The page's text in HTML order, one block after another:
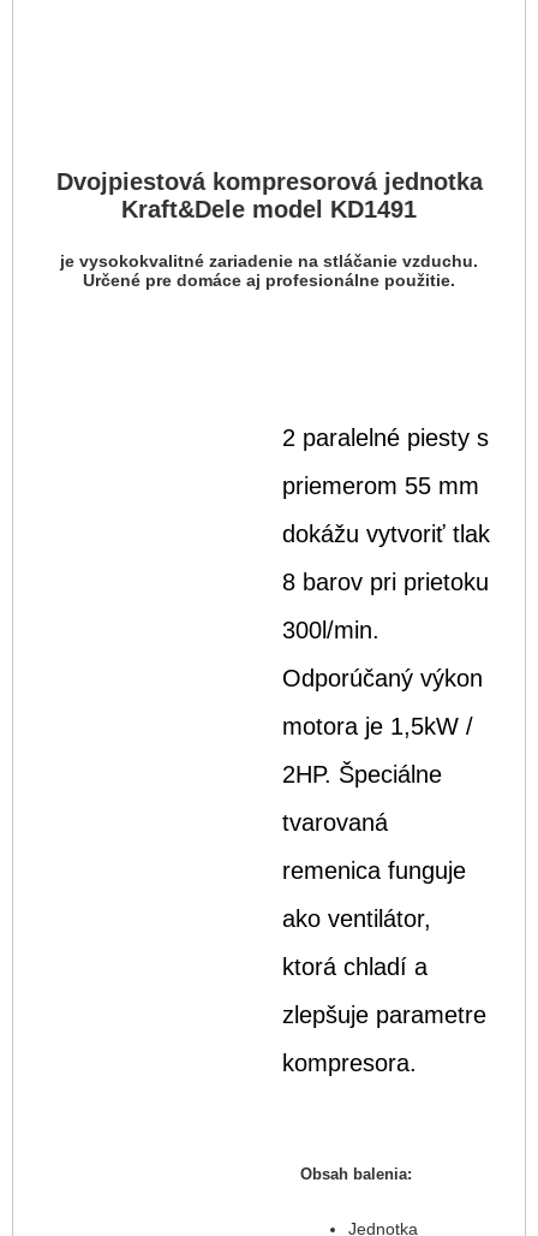
Dvojpiestová kompresorová jednotka
Kraft&Dele model KD1491
je vysokokvalitné zariadenie na stláčanie vzduchu.
Určené pre domáce aj profesionálne použitie.
2 paralelné piesty s
priemerom 55 mm
dokážu vytvoriť tlak
8 barov pri prietoku
300l/min.
Odporúčaný výkon
motora je 1,5kW /
2HP. Špeciálne
tvarovaná
remenica funguje
ako ventilátor,
ktorá chladí a
zlepšuje parametre
kompresora.
Obsah balenia:
Jednotka